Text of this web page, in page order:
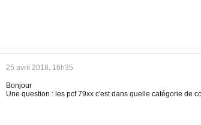
25 avril 2018, 16h35
Bonjour
Une question : les pcf 79xx c'est dans quelle catégorie de